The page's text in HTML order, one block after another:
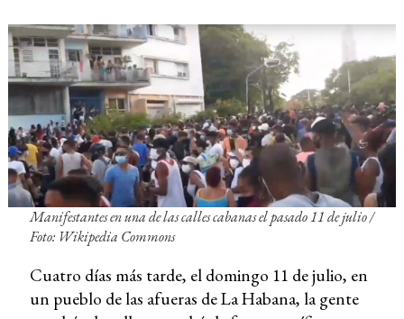
Manifestantes en una de las calles cabanas el pasado 11 de julio/
Foto: Wikipedia Commons
Cuatro días más tarde, el domingo 11 de julio, en
un pueblo de las afueras de La Habana, la gente